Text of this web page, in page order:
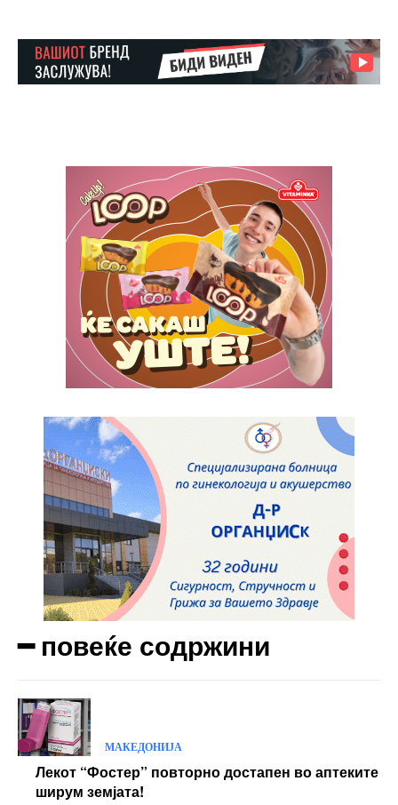
━ повеќе содржини
МАКЕДОНИЈА
Лекот “Фостер” повторно достапен во аптеките
ширум земјата!